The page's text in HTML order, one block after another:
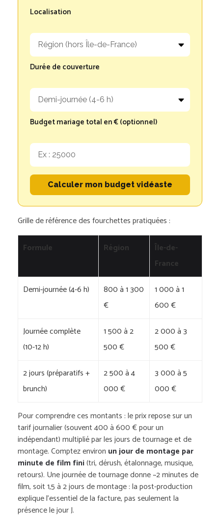
Localisation
Durée de couverture
Budget mariage total en € (optionnel)
Calculer mon budget vidéaste
Grille de référence des fourchettes pratiquées :
Formule Région
Île-de-
France
Demi-journée (4-6 h)
800 à 1 300
€
1 000 à 1
600 €
Journée complète
(10-12 h)
1 500 à 2
500 €
2 000 à 3
500 €
2 jours (préparatifs +
brunch)
2 500 à 4
000 €
3 000 à 5
000 €
Pour comprendre ces montants : le prix repose sur un
tarif journalier (souvent 400 à 600 € pour un
indépendant) multiplié par les jours de tournage et de
montage. Comptez environ un jour de montage par
minute de film fini(tri, dérush, étalonnage, musique,
retours). Une journée de tournage donne ~2 minutes de
film, soit 1,5 à 2 jours de montage : la post-production
explique l’essentiel de la facture, pas seulement la
présence le jour J.